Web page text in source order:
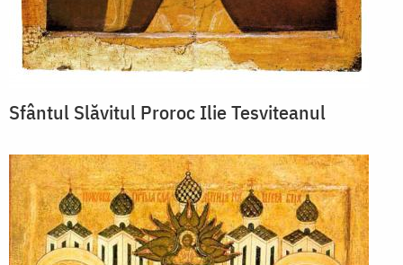
Sfântul Slăvitul Proroc Ilie Tesviteanul